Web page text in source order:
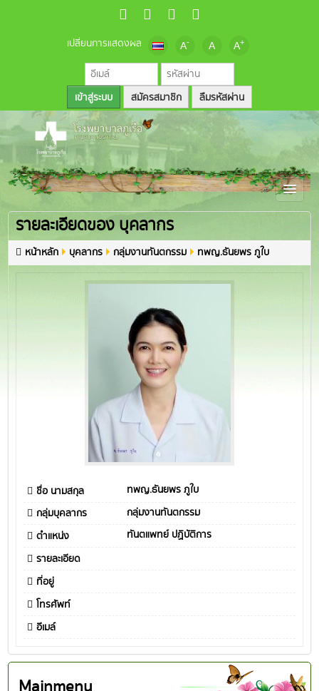
เปลี่ยนการแสดงผล A- A A+
สมัครสมาชิก ลืมรหัสผ่าน
รายละเอียดของ บุคลากร
หน้าหลัก บุคลากร กลุ่มงานทันตกรรม ทพญ.ธันยพร ภูใบ
ชื่อ นามสกุล
ทพญ.ธันยพร ภูใบ
กลุ่มบุคลากร
กลุ่มงานทันตกรรม
ตำแหน่ง
ทันตแพทย์ ปฏิบัติการ
รายละเอียด
ที่อยู่
โทรศัพท์
อีเมล์